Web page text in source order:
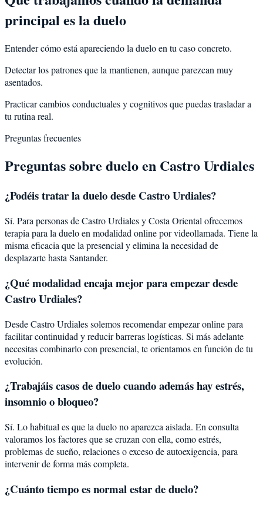
principal es la duelo
Entender cómo está apareciendo la duelo en tu caso concreto.
Detectar los patrones que la mantienen, aunque parezcan muy
asentados.
Practicar cambios conductuales y cognitivos que puedas trasladar a
tu rutina real.
Preguntas frecuentes
Preguntas sobre dueloen Castro Urdiales
¿Podéis tratar laduelodesde Castro Urdiales?
Sí. Para personas de Castro Urdiales y Costa Oriental ofrecemos
terapia para la duelo en modalidad online por videollamada. Tiene la
misma eficacia que la presencial y elimina la necesidad de
desplazarte hasta Santander.
¿Qué modalidad encaja mejor para empezar desde
Castro Urdiales?
Desde Castro Urdiales solemos recomendar empezar online para
facilitar continuidad y reducir barreras logísticas. Si más adelante
necesitas combinarlo con presencial, te orientamos en función de tu
evolución.
¿Trabajáis casos de duelo cuando además hay estrés,
insomnio o bloqueo?
Sí. Lo habitual es que la duelo no aparezca aislada. En consulta
valoramos los factores que se cruzan con ella, como estrés,
problemas de sueño, relaciones o exceso de autoexigencia, para
intervenir de forma más completa.
¿Cuánto tiempo es normal estar de duelo?